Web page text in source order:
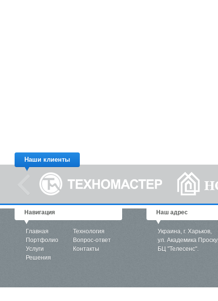
Наши клиенты
Навигация
Главная
Портфолио
Услуги
Решения
Технология
Вопрос-ответ
Контакты
Наш адрес
Украина, г. Харьков,
ул. Академика
БЦ "Телесенс".